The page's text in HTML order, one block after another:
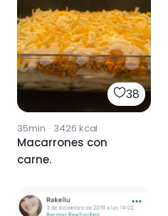
38
35min · 3426 kcal
Macarrones con
carne.